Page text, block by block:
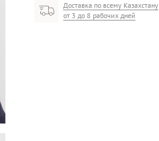
Доставка по всему Казахстану
от 3 до 8 рабочих дней